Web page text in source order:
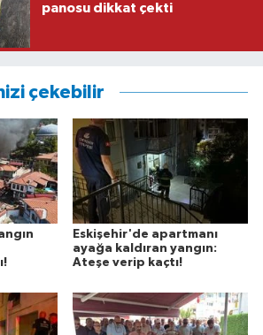
panosu dikkat çekti
çekebilir
Eskişehir'de apartmanı
ayağa kaldıran yangın:
Ateşe verip kaçtı!